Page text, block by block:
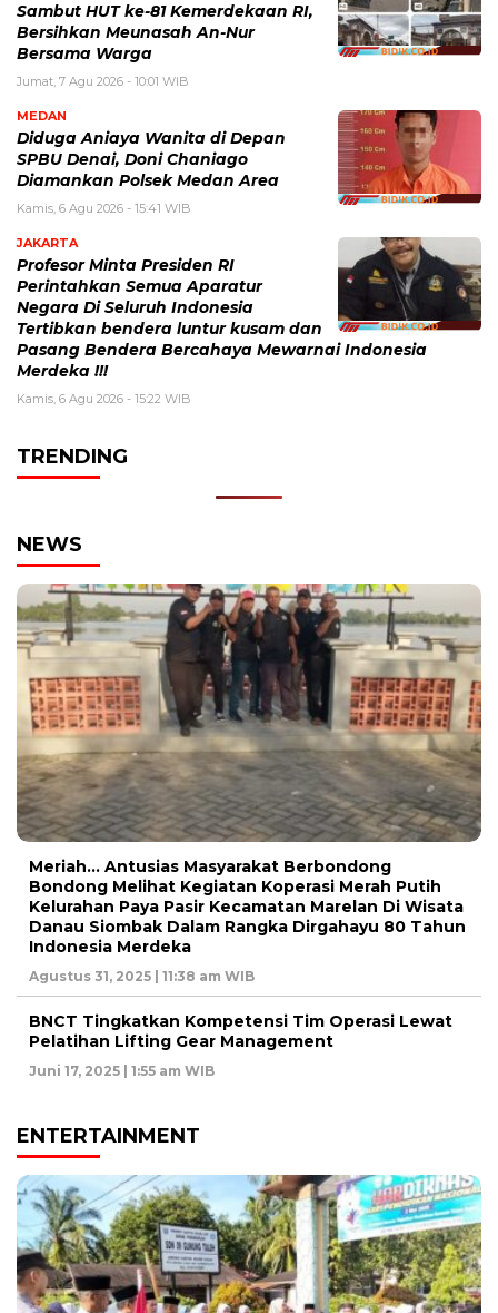
Sambut HUT ke-81 Kemerdekaan RI,
Bersihkan Meunasah An-Nur
Bersama Warga
Jumat, 7 Agu 2026 - 10:01 WIB
MEDAN
Diduga Aniaya Wanita di Depan
SPBU Denai, Doni Chaniago
Diamankan Polsek Medan Area
Kamis, 6 Agu 2026 - 15:41 WIB
JAKARTA
Profesor Minta Presiden RI
Perintahkan Semua Aparatur
Negara Di Seluruh Indonesia
Tertibkan bendera luntur kusam dan
Pasang Bendera Bercahaya Mewarnai Indonesia
Merdeka !!!
Kamis, 6 Agu 2026 - 15:22 WIB
TRENDING
NEWS
Meriah… Antusias Masyarakat Berbondong
Bondong Melihat Kegiatan Koperasi Merah Putih
Kelurahan Paya Pasir Kecamatan Marelan Di Wisata
Danau Siombak Dalam Rangka Dirgahayu 80 Tahun
Indonesia Merdeka
Agustus 31, 2025 | 11:38 am WIB
BNCT Tingkatkan Kompetensi Tim Operasi Lewat
Pelatihan Lifting Gear Management
Juni 17, 2025 | 1:55 am WIB
ENTERTAINMENT